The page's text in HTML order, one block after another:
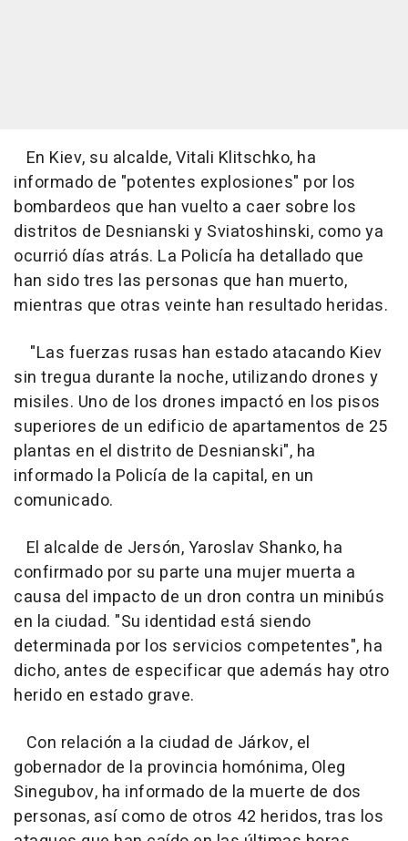
En Kiev, su alcalde, Vitali Klitschko, ha
informado de "potentes explosiones" por los
bombardeos que han vuelto a caer sobre los
distritos de Desnianski y Sviatoshinski, como ya
ocurrió días atrás. La Policía ha detallado que
han sido tres las personas que han muerto,
mientras que otras veinte han resultado heridas.
"Las fuerzas rusas han estado atacando Kiev
sin tregua durante la noche, utilizando drones y
misiles. Uno de los drones impactó en los pisos
superiores de un edificio de apartamentos de 25
plantas en el distrito de Desnianski", ha
informado la Policía de la capital, en un
comunicado.
El alcalde de Jersón, Yaroslav Shanko, ha
confirmado por su parte una mujer muerta a
causa del impacto de un dron contra un minibús
en la ciudad. "Su identidad está siendo
determinada por los servicios competentes", ha
dicho, antes de especificar que además hay otro
herido en estado grave.
Con relación a la ciudad de Járkov, el
gobernador de la provincia homónima, Oleg
Sinegubov, ha informado de la muerte de dos
personas, así como de otros 42 heridos, tras los